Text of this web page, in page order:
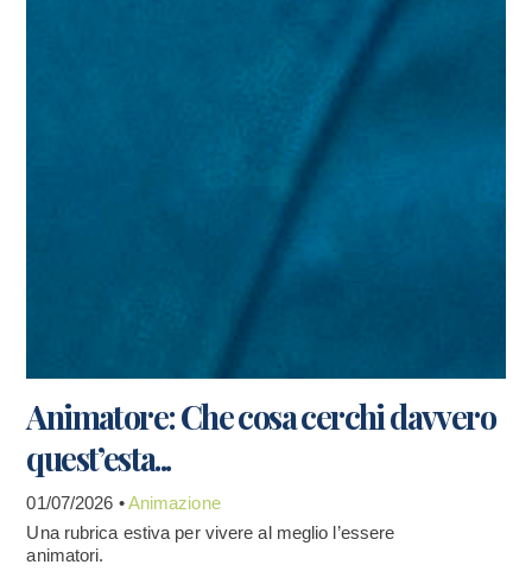
Animatore: Che cosa cerchi davvero
quest’esta...
01/07/2026 •Animazione
Una rubrica estiva per vivere al meglio l’essere
animatori.